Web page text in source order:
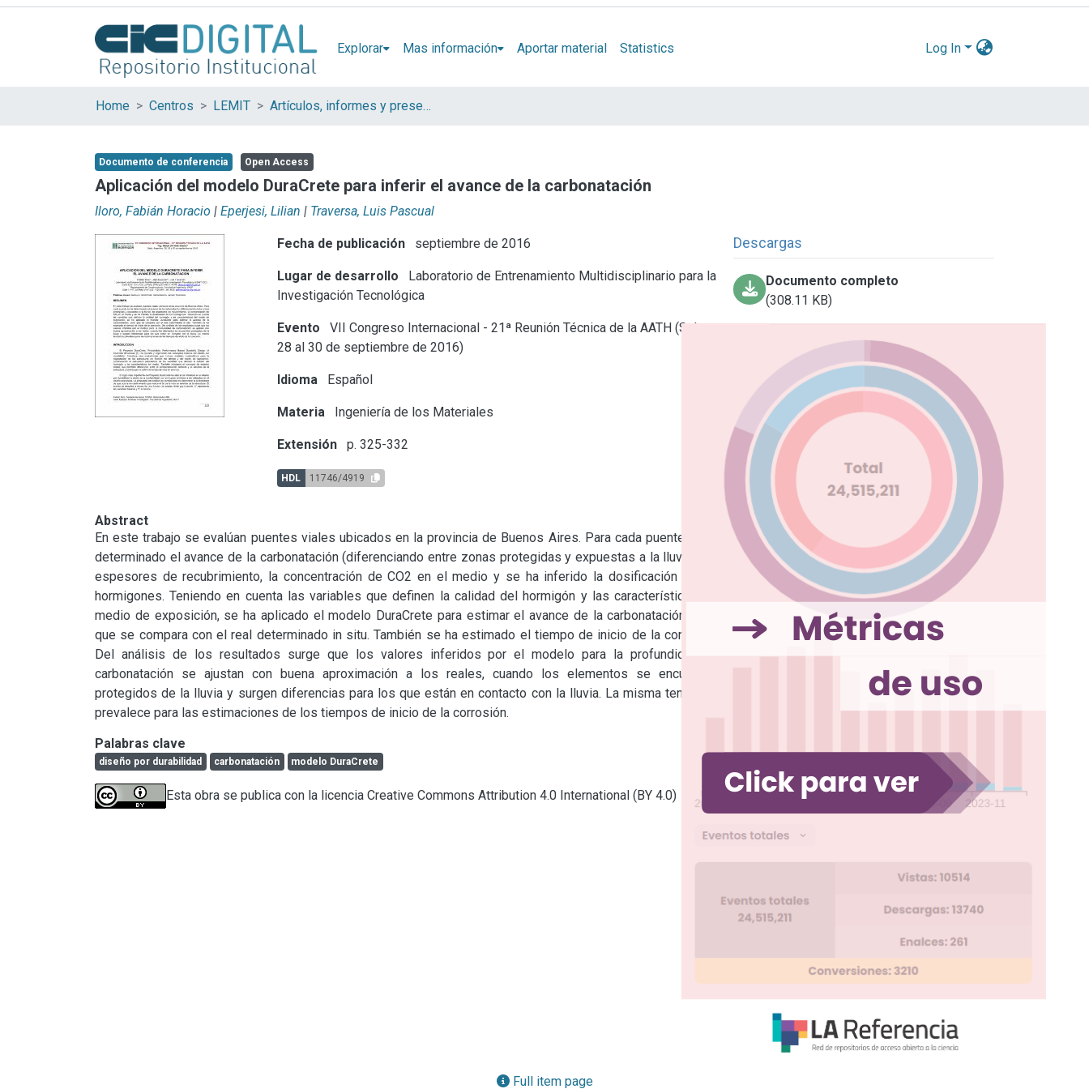
Explorar Mas información Aportar material Statistics Log In
Home Centros LEMIT Artículos, informes y presentaciones en Congresos LEMIT
Documento de conferencia Open Access
Aplicación del modelo DuraCrete para inferir el avance de la carbonatación
Iloro, Fabián Horacio | Eperjesi, Lilian | Traversa, Luis Pascual
Fecha de publicación septiembre de 2016
Lugar de desarrollo
Laboratorio de Entrenamiento Multidisciplinario para la
Investigación Tecnológica
Evento
VII Congreso Internacional - 21ª Reunión Técnica de la AATH (Salta,
28 al 30 de septiembre de 2016)
Idioma Español
Materia Ingeniería de los Materiales
Extensión p. 325-332
HDL 11746/4919
Descargas
Documento completo
(308.11 KB)
Abstract
En este trabajo se evalúan puentes viales ubicados en la provincia de Buenos Aires. Para cada puente se ha
determinado el avance de la carbonatación (diferenciando entre zonas protegidas y expuestas a la lluvia), los
espesores de recubrimiento, la concentración de CO2 en el medio y se ha inferido la dosificación de los
hormigones. Teniendo en cuenta las variables que definen la calidad del hormigón y las características del
medio de exposición, se ha aplicado el modelo DuraCrete para estimar el avance de la carbonatación, valor
que se compara con el real determinado in situ. También se ha estimado el tiempo de inicio de la corrosión.
Del análisis de los resultados surge que los valores inferidos por el modelo para la profundidad de
carbonatación se ajustan con buena aproximación a los reales, cuando los elementos se encuentran
protegidos de la lluvia y surgen diferencias para los que están en contacto con la lluvia. La misma tendencia
prevalece para las estimaciones de los tiempos de inicio de la corrosión.
Palabras clave
diseño por durabilidad carbonatación modelo DuraCrete
Esta obra se publica con la licencia Creative Commons Attribution 4.0 International (BY 4.0)
Full item page